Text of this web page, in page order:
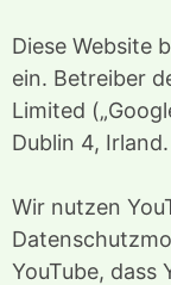
Diese Website
ein. Betreiber
Limited
Dublin 4, Irland.
Wir nutzen
YouTube, dass